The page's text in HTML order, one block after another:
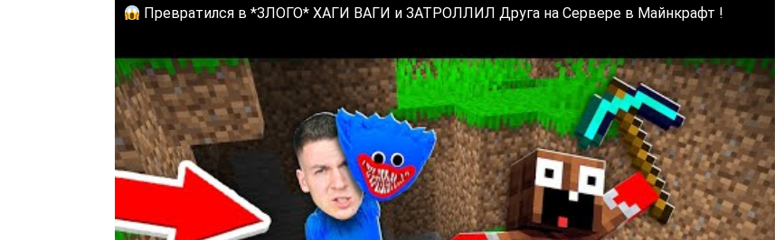
Превратился в *ЗЛОГО* ХАГИ ВАГИ и ЗАТРОЛЛИЛ Друга на Сервере в Майнкрафт !